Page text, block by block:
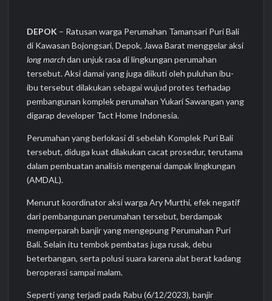
DEPOK – Ratusan warga Perumahan Tamansari Puri Bali
di Kawasan Bojongsari, Depok, Jawa Barat menggelar aksi
long marchdan unjuk rasa di lingkungan perumahan
tersebut. Aksi damai yang juga diikuti oleh puluhan ibu-
ibu tersebut dilakukan sebagai wujud protes terhadap
pembangunan komplek perumahan Yukari Sawangan yang
digarap developer Tact Home Indonesia.
Perumahan yang berlokasi di sebelah Komplek Puri Bali
tersebut, diduga kuat dilakukan cacat prosedur, terutama
dalam pembuatan analisis mengenai dampak lingkungan
(AMDAL).
Menurut koordinator aksi warga Ary Murthi, efek negatif
dari pembangunan perumahan tersebut, berdampak
memperparah banjir yang mengepung Perumahan Puri
Bali. Selain itu tembok pembatas juga rusak, debu
beterbangan, serta polusi suara karena alat berat kadang
beroperasi sampai malam.
Seperti yang terjadi pada Rabu (6/12/2023), banjir